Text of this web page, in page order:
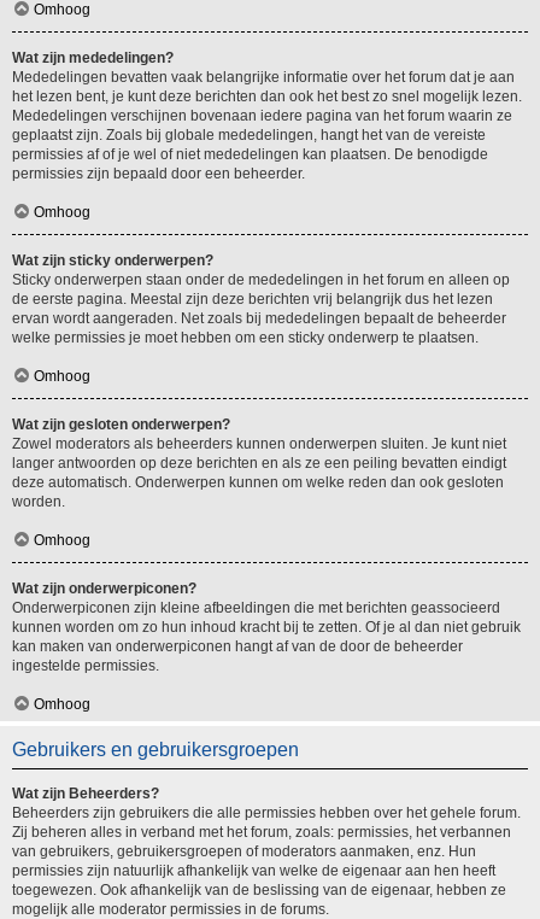
Omhoog
Wat zijn mededelingen?
Mededelingen bevatten vaak belangrijke informatie over het forum dat je aan
het lezen bent, je kunt deze berichten dan ook het best zo snel mogelijk lezen.
Mededelingen verschijnen bovenaan iedere pagina van het forum waarin ze
geplaatst zijn. Zoals bij globale mededelingen, hangt het van de vereiste
permissies af of je wel of niet mededelingen kan plaatsen. De benodigde
permissies zijn bepaald door een beheerder.
Omhoog
Wat zijn sticky onderwerpen?
Sticky onderwerpen staan onder de mededelingen in het forum en alleen op
de eerste pagina. Meestal zijn deze berichten vrij belangrijk dus het lezen
ervan wordt aangeraden. Net zoals bij mededelingen bepaalt de beheerder
welke permissies je moet hebben om een sticky onderwerp te plaatsen.
Omhoog
Wat zijn gesloten onderwerpen?
Zowel moderators als beheerders kunnen onderwerpen sluiten. Je kunt niet
langer antwoorden op deze berichten en als ze een peiling bevatten eindigt
deze automatisch. Onderwerpen kunnen om welke reden dan ook gesloten
worden.
Omhoog
Wat zijn onderwerpiconen?
Onderwerpiconen zijn kleine afbeeldingen die met berichten geassocieerd
kunnen worden om zo hun inhoud kracht bij te zetten. Of je al dan niet gebruik
kan maken van onderwerpiconen hangt af van de door de beheerder
ingestelde permissies.
Omhoog
Gebruikers en gebruikersgroepen
Wat zijn Beheerders?
Beheerders zijn gebruikers die alle permissies hebben over het gehele forum.
Zij beheren alles in verband met het forum, zoals: permissies, het verbannen
van gebruikers, gebruikersgroepen of moderators aanmaken, enz. Hun
permissies zijn natuurlijk afhankelijk van welke de eigenaar aan hen heeft
toegewezen. Ook afhankelijk van de beslissing van de eigenaar, hebben ze
mogelijk alle moderator permissies in de forums.